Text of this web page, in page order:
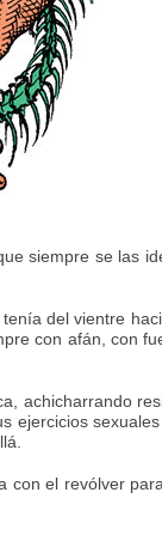
siempre se las
del vientre
con afán, con
achicharrando
ejercicios
el revólver